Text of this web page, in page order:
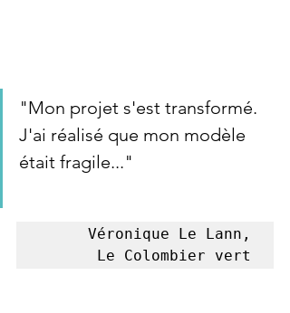
"Mon projet s'est transformé.
J'ai réalisé que mon modèle
était fragile..."
Véronique Le Lann,
Le Colombier vert